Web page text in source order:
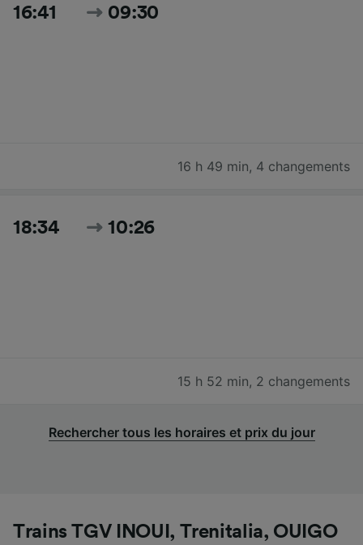
16:41 09:30
16 h 49 min, 4 changements
18:34 10:26
15 h 52 min, 2 changements
Rechercher tous les horaires et prix du jour
Trains TGV INOUI, Trenitalia, OUIGO